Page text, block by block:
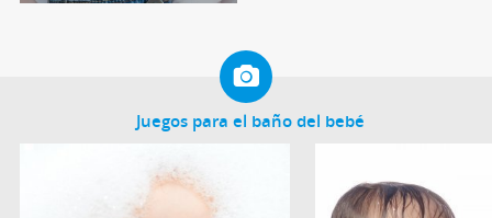
Juegos para el baño del bebé